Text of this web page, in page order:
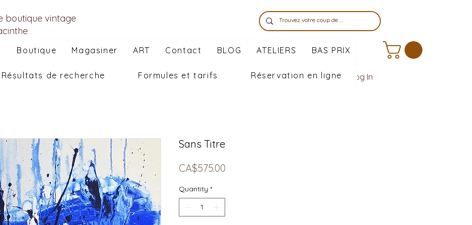
boutique vintage
Boutique Magasiner ART Contact BLOG ATELIERS BAS PRIX
Résultats de recherche Formules et tarifs Réservation en ligne
Sans Titre
CA$575.00
Quantity *
Log In